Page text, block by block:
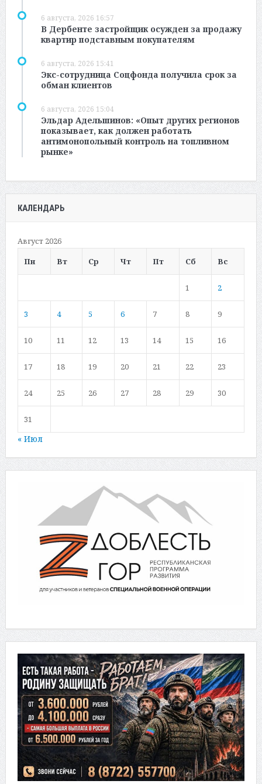
6 августа, 2026 16:57
В Дербенте застройщик осужден за продажу
квартир подставным покупателям
6 августа, 2026 15:41
Экс-сотрудница Соцфонда получила срок за
обман клиентов
6 августа, 2026 15:04
Эльдар Адельшинов: «Опыт других регионов
показывает, как должен работать
антимонопольный контроль на топливном
рынке»
КАЛЕНДАРЬ
Август 2026
Пн
Вт Ср Чт Пт Сб Вс
1 2
3 4 5 6 7 8 9
10 11 12 13 14 15 16
17 18 19 20 21 22 23
24 25 26 27 28 29 30
31
« Июл